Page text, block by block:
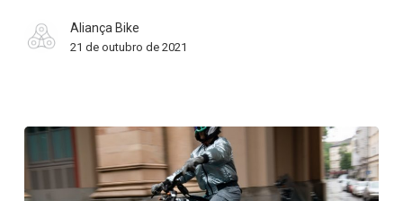
de
Aliança Bike
21 de outubro de 2021